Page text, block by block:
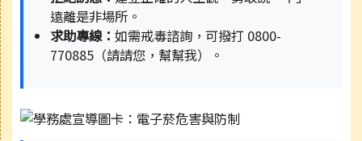
遠離是非場所。
求助專線：如需戒毒諮詢，可撥打 0800-
770885（請請您，幫幫我）。